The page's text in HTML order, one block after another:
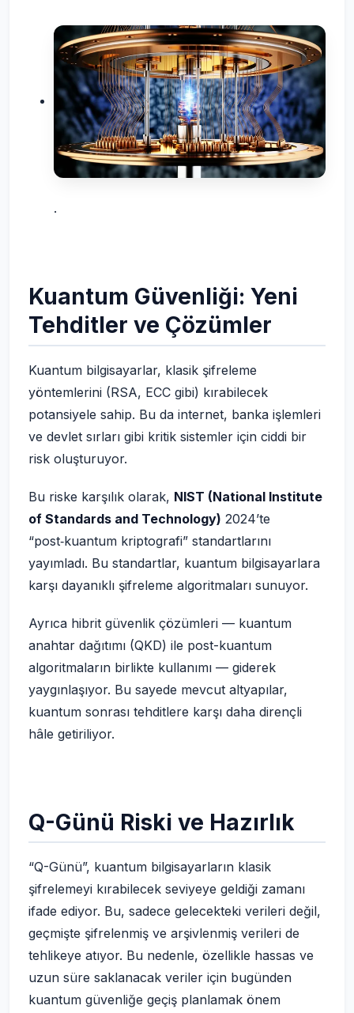
.
Kuantum Güvenliği: Yeni
Tehditler ve Çözümler
Kuantum bilgisayarlar, klasik şifreleme
yöntemlerini (RSA, ECC gibi) kırabilecek
potansiyele sahip. Bu da internet, banka işlemleri
ve devlet sırları gibi kritik sistemler için ciddi bir
risk oluşturuyor.
Bu riske karşılık olarak, NIST (National Institute
of Standards and Technology) 2024’te
“post‑kuantum kriptografi” standartlarını
yayımladı. Bu standartlar, kuantum bilgisayarlara
karşı dayanıklı şifreleme algoritmaları sunuyor.
Ayrıca hibrit güvenlik çözümleri — kuantum
anahtar dağıtımı (QKD) ile post-kuantum
algoritmaların birlikte kullanımı — giderek
yaygınlaşıyor. Bu sayede mevcut altyapılar,
kuantum sonrası tehditlere karşı daha dirençli
hâle getiriliyor.
Q-Günü Riski ve Hazırlık
“Q-Günü”, kuantum bilgisayarların klasik
şifrelemeyi kırabilecek seviyeye geldiği zamanı
ifade ediyor. Bu, sadece gelecekteki verileri değil,
geçmişte şifrelenmiş ve arşivlenmiş verileri de
tehlikeye atıyor. Bu nedenle, özellikle hassas ve
uzun süre saklanacak veriler için bugünden
kuantum güvenliğe geçiş planlamak önem